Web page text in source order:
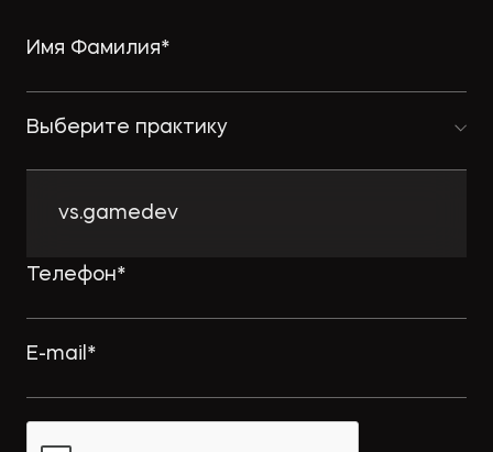
Выберите практику
vs.gamedev